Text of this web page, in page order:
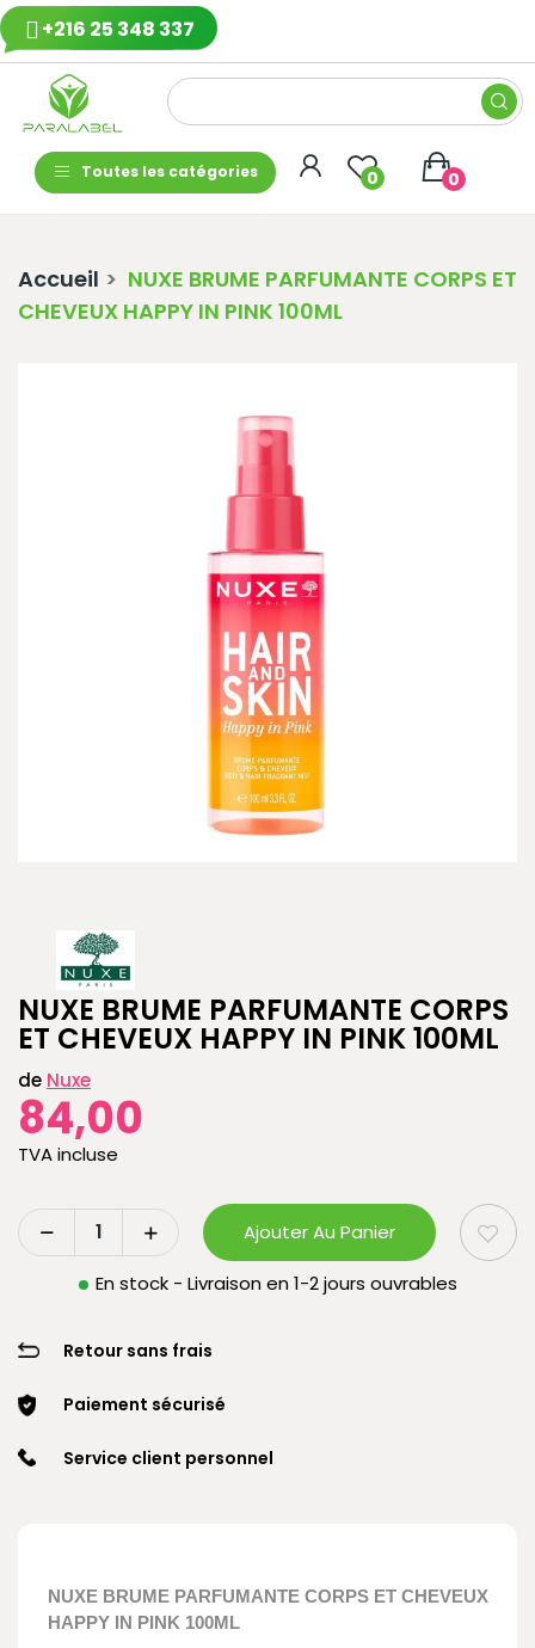
+216 25 348 337
Toutes les catégories 0 0
Accueil
NUXE BRUME PARFUMANTE CORPS ET
CHEVEUX HAPPY IN PINK 100ML
NUXE BRUME PARFUMANTE CORPS
ET CHEVEUX HAPPY IN PINK 100ML
de Nuxe
84,00
TVA incluse
Ajouter Au Panier
En stock - Livraison en 1-2 jours ouvrables
Retour sans frais
Paiement sécurisé
Service client personnel
NUXE BRUME PARFUMANTE CORPS ET CHEVEUX
HAPPY IN PINK 100ML